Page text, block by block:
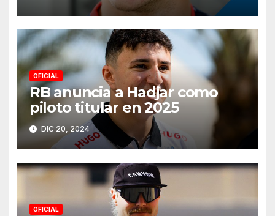
OFICIAL
RB anuncia a Hadjar como
piloto titular en 2025
DIC 20, 2024
OFICIAL